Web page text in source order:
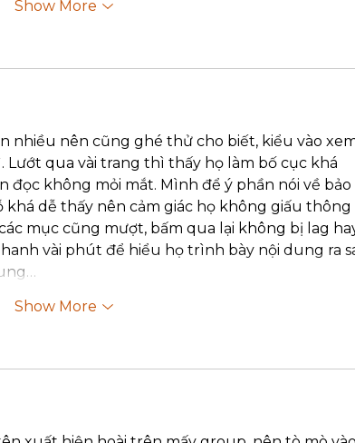
Show More
nhiều nên cũng ghé thử cho biết, kiểu vào
Lướt qua vài trang thì thấy họ làm bố cục khá
đọc không mỏi mắt. Mình để ý phần nói về bảo
khá dễ thấy nên cảm giác họ không giấu thông
mục cũng mượt, bấm qua lại không bị lag
vài phút để hiểu họ trình bày nội dung ra
Show More